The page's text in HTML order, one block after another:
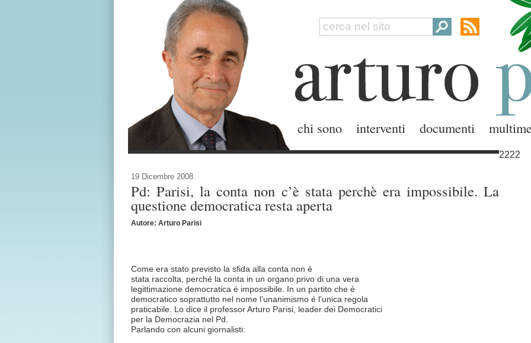
chi sono interventi documenti
2222
19 Dicembre 2008
Pd: Parisi, la conta non c’è stata perchè era impossibile. La
questione democratica resta aperta
Autore: Arturo Parisi
Come era stato previsto la sfida alla conta non é
stata raccolta, perché la conta in un organo privo di una vera
legittimazione democratica é impossibile. In un partito che é
democratico soprattutto nel nome l’unanimismo é l’unica regola
praticabile. Lo dice il professor Arturo Parisi, leader dei Democratici
per la Democrazia nel Pd.
Parlando con alcuni giornalisti: